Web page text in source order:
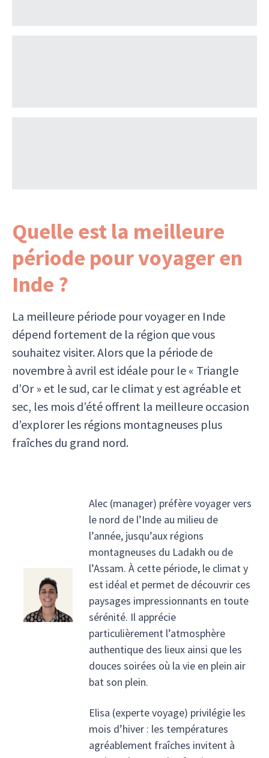
Quelle est la meilleure
période pour voyager en
Inde ?
La meilleure période pour voyager en Inde
dépend fortement de la région que vous
souhaitez visiter. Alors que la période de
novembre à avril est idéale pour le « Triangle
d’Or » et le sud, car le climat y est agréable et
sec, les mois d’été offrent la meilleure occasion
d’explorer les régions montagneuses plus
fraîches du grand nord.
Alec (manager) préfère voyager vers
le nord de l’Inde au milieu de
l’année, jusqu’aux régions
montagneuses du Ladakh ou de
l’Assam. À cette période, le climat y
est idéal et permet de découvrir ces
paysages impressionnants en toute
sérénité. Il apprécie
particulièrement l’atmosphère
authentique des lieux ainsi que les
douces soirées où la vie en plein air
bat son plein.
Elisa (experte voyage) privilégie les
mois d’hiver : les températures
agréablement fraîches invitent à